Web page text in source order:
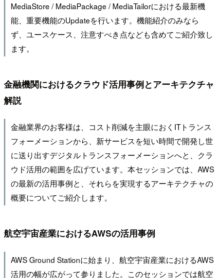
MediaStore / MediaPackage / MediaTailorにおける最新機
能、重要機能のUpdateを行います。機能紹介のみなら
ず、ユースケース、注意すべき点なども含めてご紹介致し
ます。
金融機関におけるクラウド活用事例とアーキテクチャ
解説
金融業界のお客様は、コスト削減を主眼におくITトランス
フォーメーションから、新サービスを短い時間で開発し世
に送り出すデジタルトランスフォーメーションへと、クラ
ウド活用の範囲を広げています。本セッションでは、AWS
の最新の活用事例と、それらを実現するアーキテクチャの
概要についてご紹介します。
航空宇宙産業におけるAWSの活用事例
AWS Ground Stationに始まり、航空宇宙産業におけるAWS
活用の幅が広がって参りました。このセッションでは航空